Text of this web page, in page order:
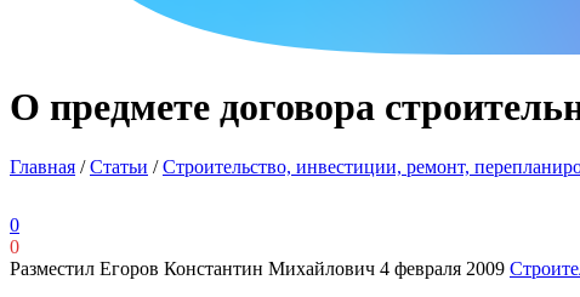
О предмете договора
Главная /Статьи /Строительство, инвестиции, ремонт,
0
0
Разместил Егоров Константин Михайлович 4 февраля 2009